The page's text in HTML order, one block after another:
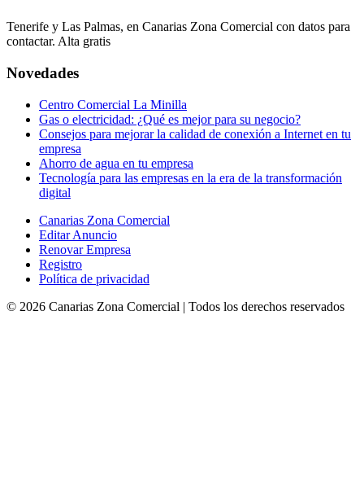
Tenerife y Las Palmas, en Canarias Zona Comercial con datos para
contactar. Alta gratis
Novedades
Centro Comercial La Minilla
Gas o electricidad: ¿Qué es mejor para su negocio?
Consejos para mejorar la calidad de conexión a Internet en tu
empresa
Ahorro de agua en tu empresa
Tecnología para las empresas en la era de la transformación
digital
Canarias Zona Comercial
Editar Anuncio
Renovar Empresa
Registro
Política de privacidad
© 2026 Canarias Zona Comercial | Todos los derechos reservados